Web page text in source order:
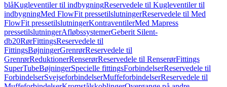
blåKugleventiler til indbygningReservedele til Kugleventiler til
indbygningMed FlowFit pressetilslutningerReservedele til Med
FlowFit pressetilslutningerKontraventilerMed Mapress
pressetilslutningerAfløbssystemerGeberit Silent-
db20RørFittingsReservedele til
FittingsBøjningerGrenrørReservedele til
GrenrørReduktionerRenserørReservedele til RenserørFittings
SuperTubeBøjningerSpecielle fittingsForbindelserReservedele til
ForbindelserSvejseforbindelserMuffeforbindelserReservedele til